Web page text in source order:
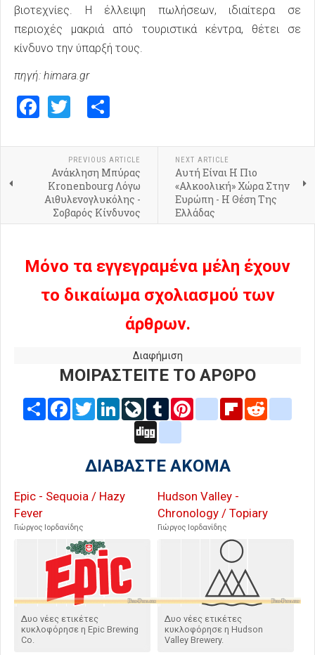
βιοτεχνίες. Η έλλειψη πωλήσεων, ιδιαίτερα σε
περιοχές μακριά από τουριστικά κέντρα, θέτει σε
κίνδυνο την ύπαρξή τους.
πηγή: himara.gr
Facebook
Twitter
PREVIOUS ARTICLE
Ανάκληση Μπύρας
Kronenbourg Λόγω
Αιθυλενογλυκόλης -
Σοβαρός Κίνδυνος
NEXT ARTICLE
Αυτή Είναι Η Πιο
«Αλκοολική» Χώρα Στην
Ευρώπη - Η Θέση Της
Ελλάδας
Μόνο τα εγγεγραμένα μέλη έχουν
το δικαίωμα σχολιασμού των
άρθρων.
Διαφήμιση
ΜΟΙΡΑΣΤΕΙΤΕ ΤΟ ΑΡΘΡΟ
Share FacebookTwitterLinkedInLiveJournal
Tumblr Pinterestblogger_post
Flipboard
ΔΙΑΒΑΣΤΕ ΑΚΟΜΑ
Epic - Sequoia / Hazy
Fever
Γιώργος Ιορδανίδης
Δυο νέες ετικέτες
κυκλοφόρησε η Epic Brewing
Co.
Hudson Valley -
Chronology / Topiary
Γιώργος Ιορδανίδης
Δυο νέες ετικέτες
κυκλοφόρησε η Hudson
Valley Brewery.